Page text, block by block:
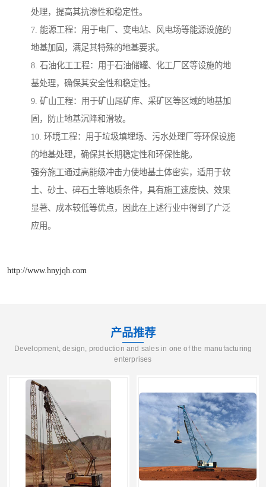
处理，提高其抗渗性和稳定性。
7. 能源工程：用于电厂、变电站、风电场等能源设施的
地基加固，满足其特殊的地基要求。
8. 石油化工工程：用于石油储罐、化工厂区等设施的地
基处理，确保其安全性和稳定性。
9. 矿山工程：用于矿山尾矿库、采矿区等区域的地基加
固，防止地基沉降和滑坡。
10. 环境工程：用于垃圾填埋场、污水处理厂等环保设施
的地基处理，确保其长期稳定性和环保性能。
强夯施工通过高能级冲击力使地基土体密实，适用于软
土、砂土、碎石土等地质条件，具有施工速度快、效果
显著、成本较低等优点，因此在上述行业中得到了广泛
应用。
http://www.hnyjqh.com
产品推荐
Development, design, production and sales in one of the manufacturing
enterprises